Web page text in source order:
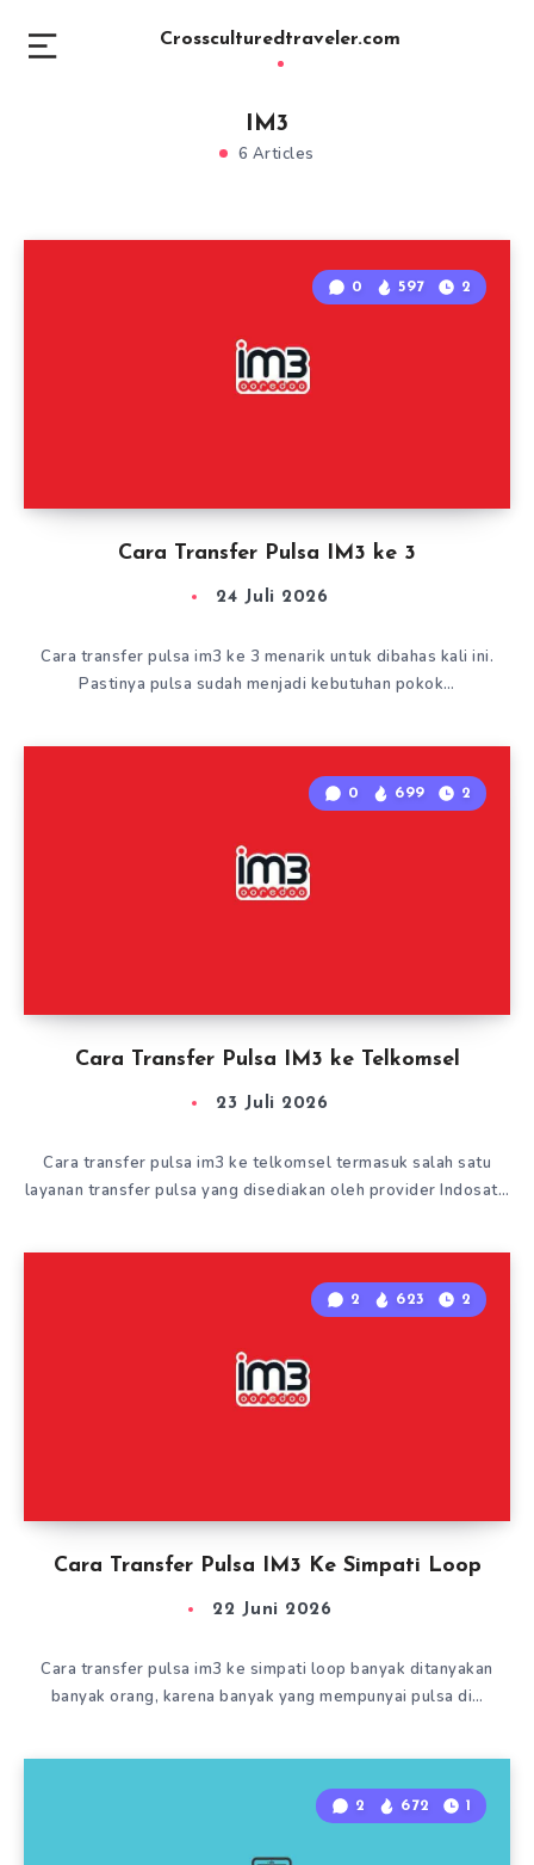
Crossculturedtraveler.com
IM3
6 Articles
Cara Transfer Pulsa IM3 ke 3
0 597 2
24 Juli 2026
Cara transfer pulsa im3 ke 3 menarik untuk dibahas kali ini.
Pastinya pulsa sudah menjadi kebutuhan pokok…
Cara Transfer Pulsa IM3 ke Telkomsel
0 699 2
23 Juli 2026
Cara transfer pulsa im3 ke telkomsel termasuk salah satu
layanan transfer pulsa yang disediakan oleh provider Indosat…
Cara Transfer Pulsa IM3 Ke Simpati Loop
2 623 2
22 Juni 2026
Cara transfer pulsa im3 ke simpati loop banyak ditanyakan
banyak orang, karena banyak yang mempunyai pulsa di…
2 672 1